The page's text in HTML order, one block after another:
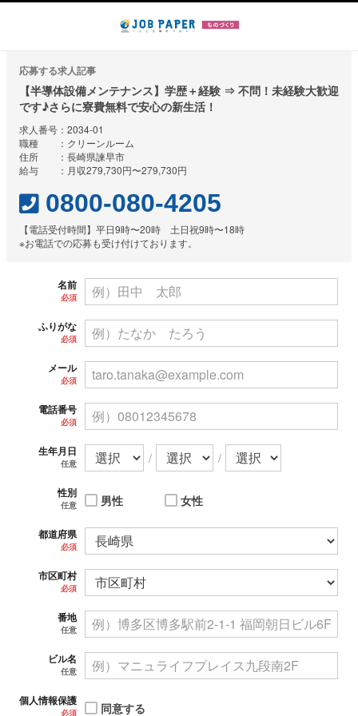
応募する求人記事
【半導体設備メンテナンス】学歴＋経験 ⇒ 不問！未経験大歓迎
です♪さらに寮費無料で安心の新生活！
求人番号：2034-01
職種 ：クリーンルーム
住所 ：長崎県諫早市
給与 ：月収279,730円〜279,730円
0800-080-4205
【電話受付時間】平日9時〜20時 土日祝9時〜18時
※お電話での応募も受け付けております。
名前
必須
ふりがな
必須
メール
必須
電話番号
必須
生年月日
任意 / /
性別
任意 男性 女性
都道府県
必須
市区町村
必須
番地
任意
ビル名
任意
個人情報保護
必須 同意する